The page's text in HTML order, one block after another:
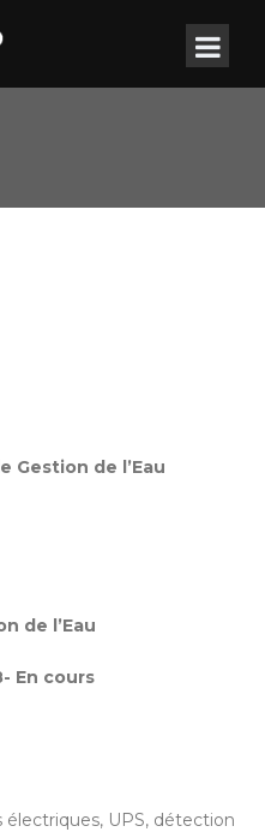
Gestion de l’Eau
de l’Eau
En cours
électriques, UPS, détection